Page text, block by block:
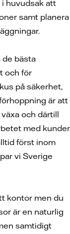
huvudsak att
samt planera
de bästa
och för
på säkerhet,
är att
och därtill
med kunder
först inom
vi Sverige
kontor men du
är en naturlig
samtidigt